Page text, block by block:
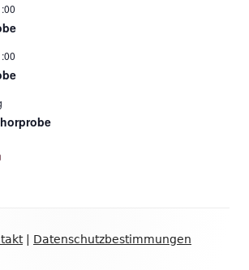
| Datenschutzbestimmungen